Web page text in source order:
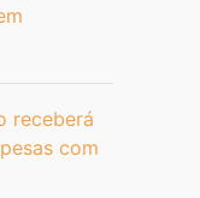
receberá
com